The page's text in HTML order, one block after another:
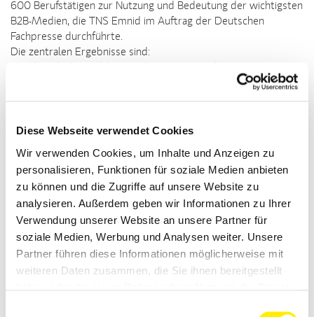
Diese Webseite verwendet Cookies
Wir verwenden Cookies, um Inhalte und Anzeigen zu
personalisieren, Funktionen für soziale Medien anbieten
zu können und die Zugriffe auf unsere Website zu
analysieren. Außerdem geben wir Informationen zu Ihrer
Verwendung unserer Website an unsere Partner für
soziale Medien, Werbung und Analysen weiter. Unsere
Partner führen diese Informationen möglicherweise mit
weiteren Daten zusammen, die Sie ihnen bereitgestellt
600 Berufstätigen zur Nutzung und Bedeutung der wichtigsten
B2B-Medien, die TNS Emnid im Auftrag der Deutschen
Fachpresse durchführte.
Die zentralen Ergebnisse sind:
Kommunikation bleibt die Nutzung der Fachzeitschriften auf
konstant hohem Niveau
die stärkste Aktivierungsleistung, andere B2B-Medien zu
" Fachwerbung bietet Professionellen Entscheidern
praxisrelevanten Informationsmehrwert und dient als
Impulsgeber für berufliche Entscheidungen
" Fachverlage werden zu cross-medialen Medienanbietern in
der B2B-Kommunikation
"Diese Studie macht deutlich, dass Fachverlage sich den
Herausforderungen des neuen Medienzeitalters erfolgreich
stellen", kommentiert Dr. Eva Wille, Sprecherin der Deutschen